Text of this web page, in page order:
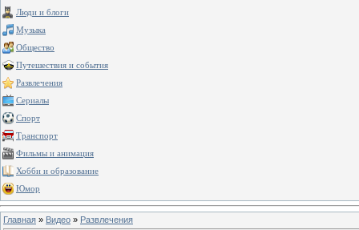
Люди и блоги
Музыка
Общество
Путешествия и события
Развлечения
Сериалы
Спорт
Транспорт
Фильмы и анимация
Хобби и образование
Юмор
Главная » Видео » Развлечения